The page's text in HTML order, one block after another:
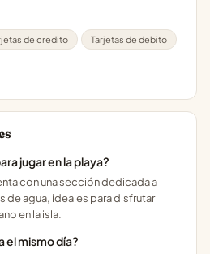
de credito Tarjetas de debito
jugar en la playa?
con una sección dedicada a
de agua, ideales para disfrutar
en la isla.
el mismo día?